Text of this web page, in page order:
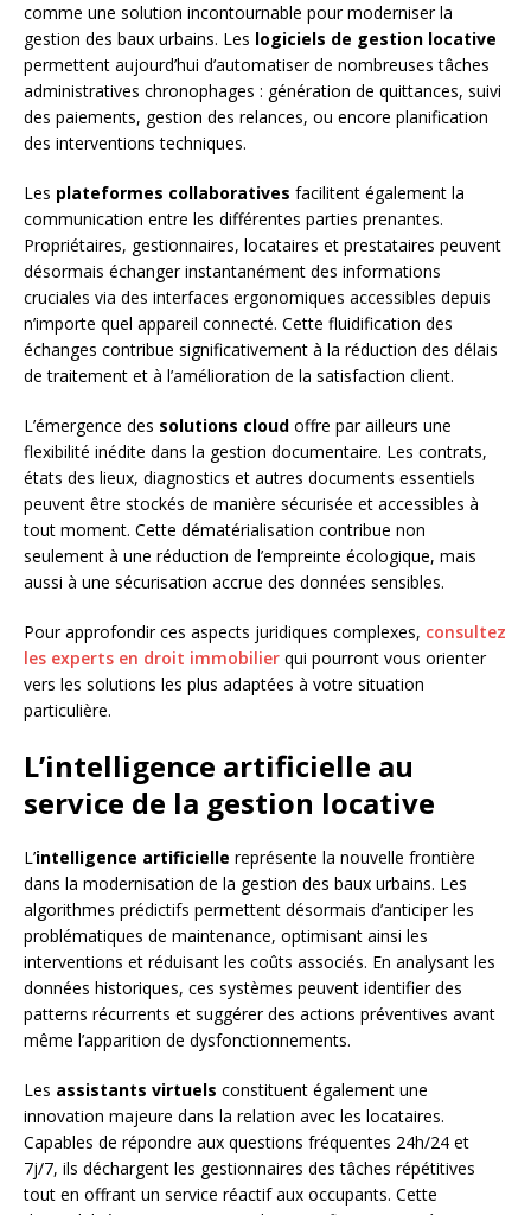
comme une solution incontournable pour moderniser la
gestion des baux urbains. Les logiciels de gestion locative
permettent aujourd’hui d’automatiser de nombreuses tâches
administratives chronophages : génération de quittances, suivi
des paiements, gestion des relances, ou encore planification
des interventions techniques.
Les plateformes collaboratives facilitent également la
communication entre les différentes parties prenantes.
Propriétaires, gestionnaires, locataires et prestataires peuvent
désormais échanger instantanément des informations
cruciales via des interfaces ergonomiques accessibles depuis
n’importe quel appareil connecté. Cette fluidification des
échanges contribue significativement à la réduction des délais
de traitement et à l’amélioration de la satisfaction client.
L’émergence des solutions cloud offre par ailleurs une
flexibilité inédite dans la gestion documentaire. Les contrats,
états des lieux, diagnostics et autres documents essentiels
peuvent être stockés de manière sécurisée et accessibles à
tout moment. Cette dématérialisation contribue non
seulement à une réduction de l’empreinte écologique, mais
aussi à une sécurisation accrue des données sensibles.
Pour approfondir ces aspects juridiques complexes, consultez
les experts en droit immobilier qui pourront vous orienter
vers les solutions les plus adaptées à votre situation
particulière.
L’intelligence artificielle au
service de la gestion locative
L’intelligence artificielle représente la nouvelle frontière
dans la modernisation de la gestion des baux urbains. Les
algorithmes prédictifs permettent désormais d’anticiper les
problématiques de maintenance, optimisant ainsi les
interventions et réduisant les coûts associés. En analysant les
données historiques, ces systèmes peuvent identifier des
patterns récurrents et suggérer des actions préventives avant
même l’apparition de dysfonctionnements.
Les assistants virtuels constituent également une
innovation majeure dans la relation avec les locataires.
Capables de répondre aux questions fréquentes 24h/24 et
7j/7, ils déchargent les gestionnaires des tâches répétitives
tout en offrant un service réactif aux occupants. Cette